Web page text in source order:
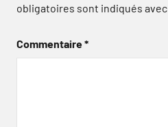
obligatoires sont indiqués avec
Commentaire*